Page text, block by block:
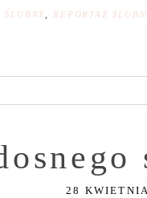
ŚLUBNY REPORTAŻ
28